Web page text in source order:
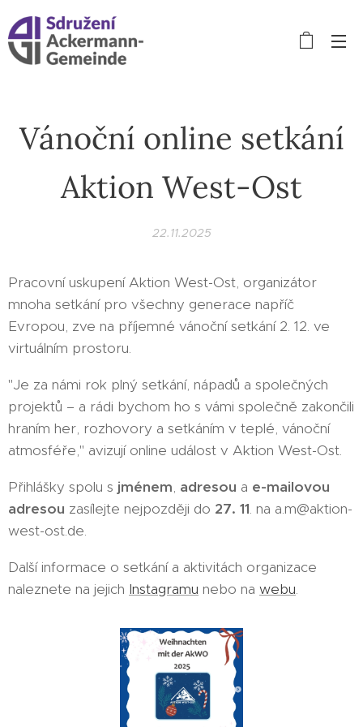
Vánoční online setkání
Aktion West-Ost
22.11.2025
Pracovní uskupení Aktion West-Ost, organizátor
mnoha setkání pro všechny generace napříč
Evropou, zve na příjemné vánoční setkání 2. 12. ve
virtuálním prostoru.
"Je za námi rok plný setkání, nápadů a společných
projektů – a rádi bychom ho s vámi společně zakončili
hraním her, rozhovory a setkáním v teplé, vánoční
atmosféře," avizují online událost v Aktion West-Ost.
Přihlášky spolu s jménem, adresou a e-mailovou
adresou zasílejte nejpozději do 27. 11. na a.m@aktion-
west-ost.de.
Další informace o setkání a aktivitách organizace
naleznete na jejich Instagramu nebo na webu.